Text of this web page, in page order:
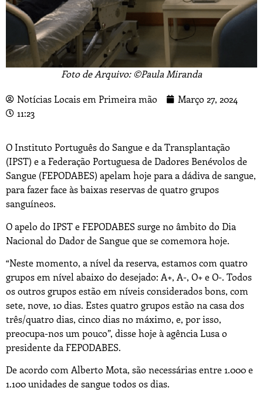
Foto de Arquivo: ©Paula Miranda
Notícias Locais em Primeira mão
Março 27, 2024
11:23
O Instituto Português do Sangue e da Transplantação
(IPST) e a Federação Portuguesa de Dadores Benévolos de
Sangue (FEPODABES) apelam hoje para a dádiva de sangue,
para fazer face às baixas reservas de quatro grupos
sanguíneos.
O apelo do IPST e FEPODABES surge no âmbito do Dia
Nacional do Dador de Sangue que se comemora hoje.
“Neste momento, a nível da reserva, estamos com quatro
grupos em nível abaixo do desejado: A+, A-, O+ e O-. Todos
os outros grupos estão em níveis considerados bons, com
sete, nove, 10 dias. Estes quatro grupos estão na casa dos
três/quatro dias, cinco dias no máximo, e, por isso,
preocupa-nos um pouco”, disse hoje à agência Lusa o
presidente da FEPODABES.
De acordo com Alberto Mota, são necessárias entre 1.000 e
1.100 unidades de sangue todos os dias.